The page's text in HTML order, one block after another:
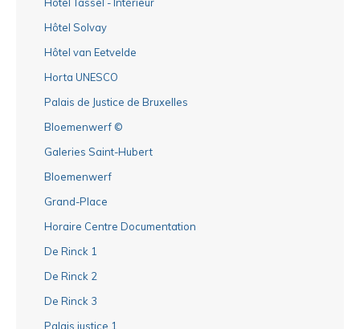
Hôtel Solvay
Hôtel van Eetvelde
Horta UNESCO
Palais de Justice de Bruxelles
Bloemenwerf ©
Galeries Saint-Hubert
Bloemenwerf
Grand-Place
Horaire Centre Documentation
De Rinck 1
De Rinck 2
De Rinck 3
Palais justice 1